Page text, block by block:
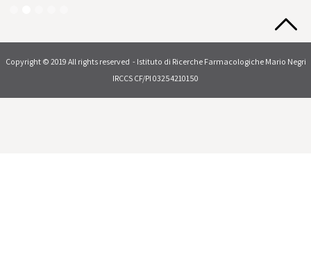
Copyright © 2019 All rights reserved - Istituto di Ricerche Farmacologiche Mario Negri
IRCCS CF/PI 03254210150